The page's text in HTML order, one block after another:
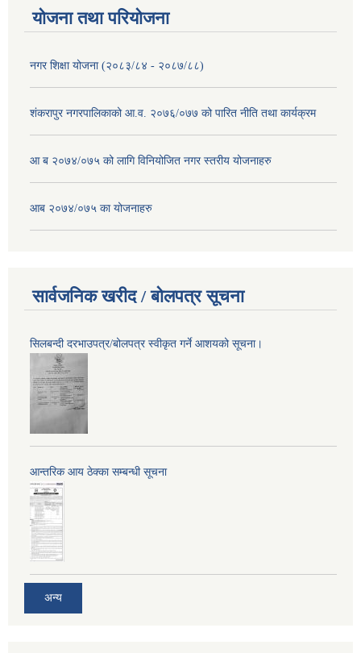
योजना तथा परियोजना
नगर शिक्षा योजना (२०८३/८४ - २०८७/८८)
शंकरापुर नगरपालिकाको आ.व. २०७६/०७७ को पारित नीति तथा कार्यक्रम
आ ब २०७४/०७५ को लागि विनियोजित नगर स्तरीय योजनाहरु
आब २०७४/०७५ का योजनाहरु
सार्वजनिक खरीद / बोलपत्र सूचना
सिलबन्दी दरभाउपत्र/बोलपत्र स्वीकृत गर्ने आशयको सूचना।
आन्तरिक आय ठेक्का सम्बन्धी सूचना
अन्य